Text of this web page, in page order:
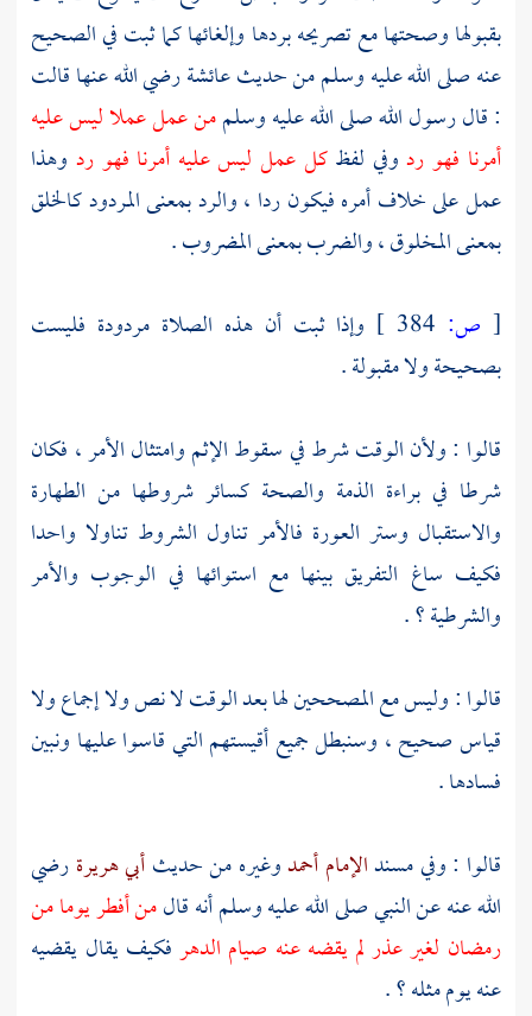
بقبولها وصحتها مع تصريحه بردها وإلغائها كما ثبت في الصحيح
عنه صلى الله عليه وسلم من حديثعائشةرضي الله عنها قالت
: قال رسول الله صلى الله عليه وسلممن عمل عملا ليس عليه
أمرنا فهو ردوفي لفظكل عمل ليس عليه أمرنا فهو رد وهذا
عمل على خلاف أمره فيكون ردا ، والرد بمعنى المردود كالخلق
بمعنى المخلوق ، والضرب بمعنى المضروب .
[ ص:
وإذا ثبت أن هذه الصلاة مردودة فليست
بصحيحة ولا مقبولة .
قالوا : ولأن الوقت شرط في سقوط الإثم وامتثال الأمر ، فكان
شرطا في براءة الذمة والصحة كسائر شروطها من الطهارة
والاستقبال وستر العورة فالأمر تناول الشروط تناولا واحدا
فكيف ساغ التفريق بينها مع استوائها في الوجوب والأمر
والشرطية ؟ .
قالوا : وليس مع المصححين لها بعد الوقت لا نص ولا إجماع ولا
قياس صحيح ، وسنبطل جميع أقيستهم التي قاسوا عليها ونبين
فسادها .
قالوا : وفي مسندالإمام أحمدوغيره من حديثأبي هريرةرضي
الله عنه عن النبي صلى الله عليه وسلم أنه قالمن أفطر يوما من
رمضان لغير عذر لم يقضه عنه صيام الدهرفكيف يقال يقضيه
عنه يوم مثله ؟ .